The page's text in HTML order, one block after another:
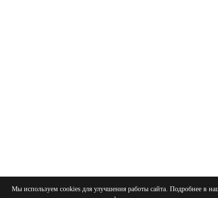
Мы используем cookies для улучшения работы сайта. Подробнее в